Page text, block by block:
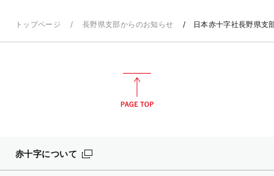
トップページ 長野県支部からのお知らせ 日本赤十字社長野県支
赤十字について